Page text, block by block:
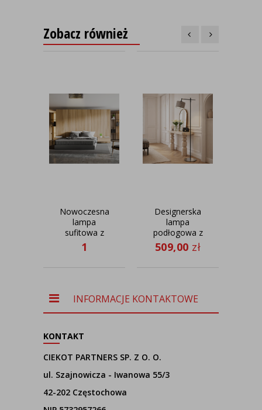
Zobacz również
Nowoczesna
lampa
sufitowa z
marmurowy
abażurem
1
Designerska
lampa
podłogowa z
regulowanym
ramieniem
509,00 zł
INFORMACJE KONTAKTOWE
KONTAKT
CIEKOT PARTNERS SP. Z O. O.
ul. Szajnowicza - Iwanowa 55/3
42-202 Częstochowa